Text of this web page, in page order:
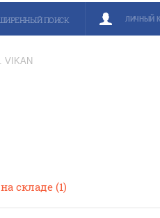
ЛИЧНЫЙ
ПОИСК
VIKAN
складе (1)